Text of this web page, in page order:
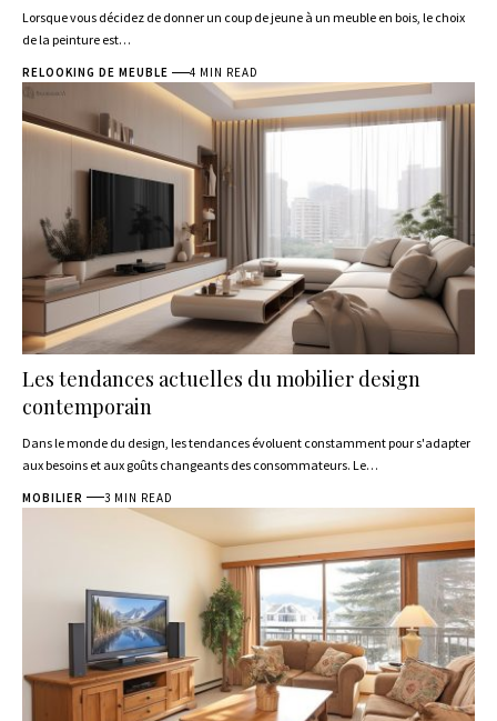
Lorsque vous décidez de donner un coup de jeune à un meuble en bois, le choix
de la peinture est…
RELOOKING DE MEUBLE 4 MIN READ
Les tendances actuelles du mobilier design
contemporain
Dans le monde du design, les tendances évoluent constamment pour s'adapter
aux besoins et aux goûts changeants des consommateurs. Le…
MOBILIER 3 MIN READ